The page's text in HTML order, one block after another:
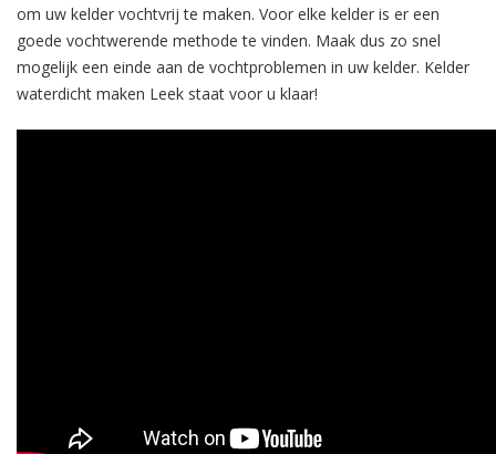
om uw kelder vochtvrij te maken. Voor elke kelder is er een
goede vochtwerende methode te vinden. Maak dus zo snel
mogelijk een einde aan de vochtproblemen in uw kelder. Kelder
waterdicht maken Leek staat voor u klaar!